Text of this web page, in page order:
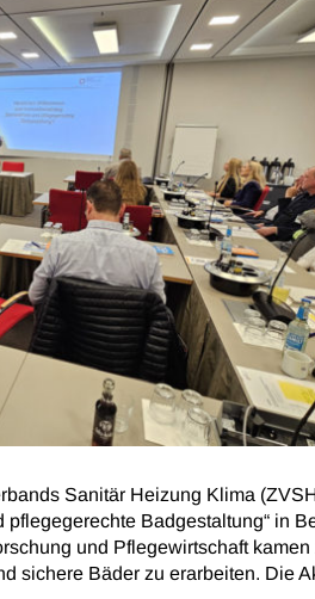
Sanitär Heizung Klima
Badgestaltung“ in
und Pflegewirtschaft kamen
sichere Bäder zu erarbeiten. Die